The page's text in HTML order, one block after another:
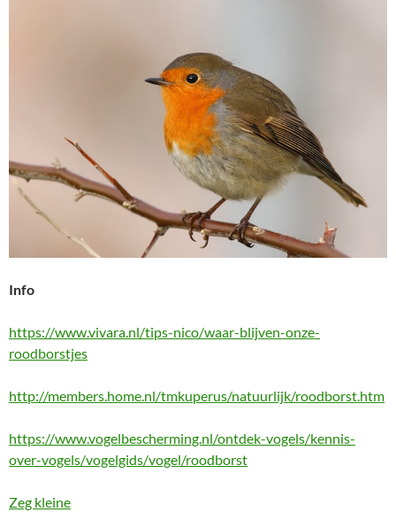
Info
https://www.vivara.nl/tips-nico/waar-blijven-onze-
roodborstjes
http://members.home.nl/tmkuperus/natuurlijk/roodborst.htm
https://www.vogelbescherming.nl/ontdek-vogels/kennis-
over-vogels/vogelgids/vogel/roodborst
Zeg kleine